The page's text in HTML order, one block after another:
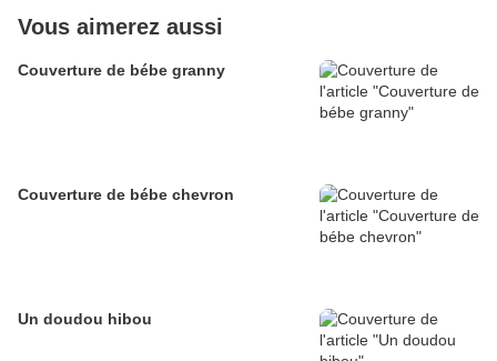
Vous aimerez aussi
Couverture de bébe granny
Couverture de bébe chevron
Un doudou hibou